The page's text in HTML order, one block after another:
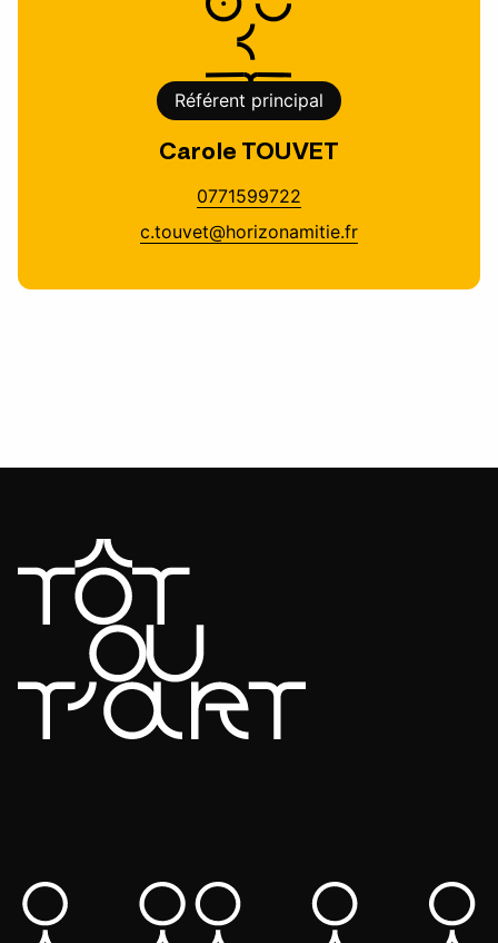
Référent principal
Carole TOUVET
0771599722
c.touvet@horizonamitie.fr